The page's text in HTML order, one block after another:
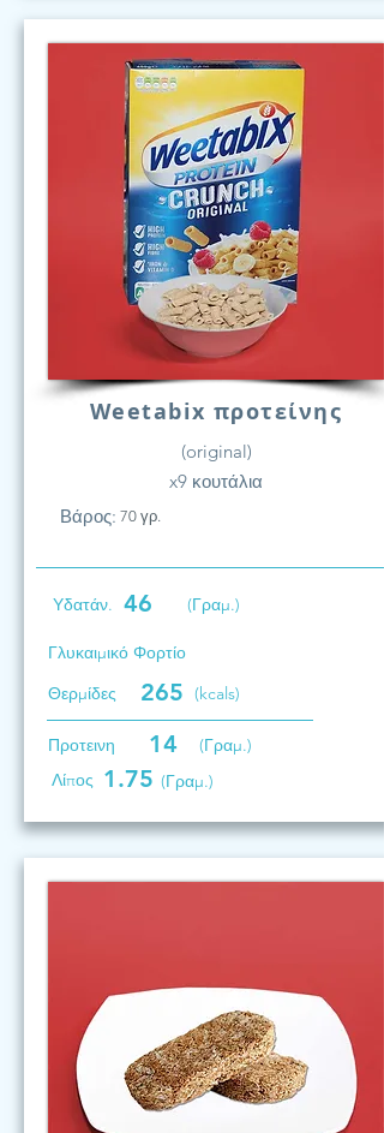
Weetabix προτείνης
(original)
x9 κουτάλια
Βάρος: 70 γρ.
Υδατάν. 46 (Γραμ.)
Γλυκαιμικό Φορτίο
Θερμίδες
265 (kcals)
Προτεινη 14
(Γραμ.)
Λίπος 1.75 (Γραμ.)